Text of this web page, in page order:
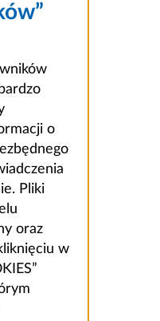
o
Pliki
oraz
w